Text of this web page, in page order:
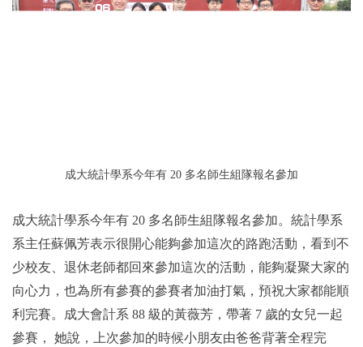
成大統計學系今年有 20 多名師生組隊報名參加
成大統計學系今年有 20 多名師生組隊報名參加。統計學系
系主任蘇佩芳表示很開心能夠參加這次的路跑活動，看到不
少校友、退休老師都回來參加這次的活動，能夠凝聚大家的
向心力，也為所有參賽的參賽者加油打氣，預祝大家都能順
利完賽。成大會計系 88 級的黃薇芳，帶著 7 歲的女兒一起
參賽， 她說，上次參加的時候小朋友由爸爸背著全程完